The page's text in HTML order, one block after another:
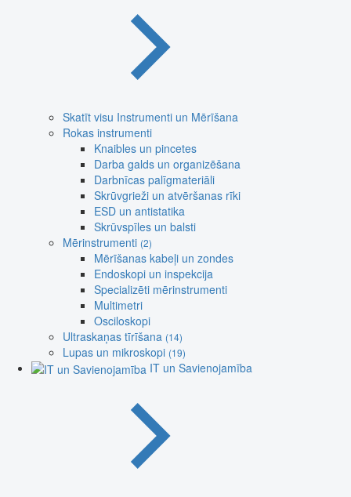
Skatīt visu Instrumenti un Mērīšana
Rokas instrumenti
Knaibles un pincetes
Darba galds un organizēšana
Darbnīcas palīgmateriāli
Skrūvgrieži un atvēršanas rīki
ESD un antistatika
Skrūvspīles un balsti
Mērinstrumenti (2)
Mērīšanas kabeļi un zondes
Endoskopi un inspekcija
Specializēti mērinstrumenti
Multimetri
Osciloskopi
Ultraskaņas tīrīšana (14)
Lupas un mikroskopi (19)
IT un Savienojamība